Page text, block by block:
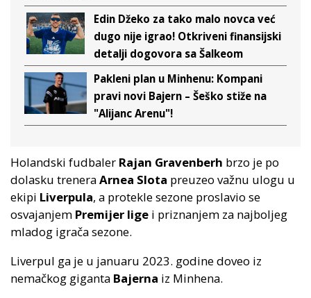
Edin Džeko za tako malo novca već
dugo nije igrao! Otkriveni finansijski
detalji dogovora sa Šalkeom
Pakleni plan u Minhenu: Kompani
pravi novi Bajern – Šeško stiže na
"Alijanc Arenu"!
Holandski fudbaler Rajan Gravenberh brzo je po
dolasku treneraArnea Slota preuzeo važnu ulogu u
ekipi Liverpula, a protekle sezone proslavio se
osvajanjem Premijer lige i priznanjem za najboljeg
mladog igrača sezone.
Liverpul ga je u januaru 2023. godine doveo iz
nemačkog giganta Bajerna iz Minhena.